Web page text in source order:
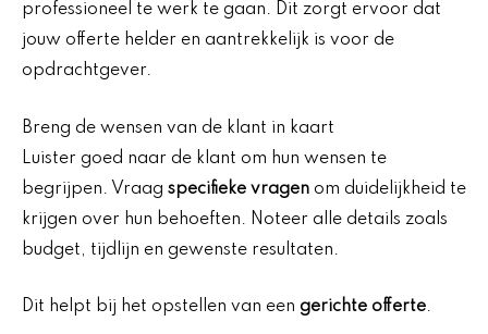
professioneel te werk te gaan. Dit zorgt ervoor dat
jouw offerte helder en aantrekkelijk is voor de
opdrachtgever.
Breng de wensen van de klant in kaart
Luister goed naar de klant om hun wensen te
begrijpen. Vraag specifieke vragen om duidelijkheid te
krijgen over hun behoeften. Noteer alle details zoals
budget, tijdlijn en gewenste resultaten.
Dit helpt bij het opstellen van een gerichte offerte.